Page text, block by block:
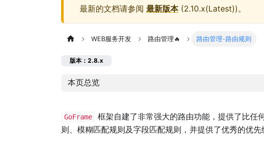
最新的文档请参阅 最新版本(2.10.x(Latest))。
WEB服务开发 路由管理🔥 路由管理-路由规则
版本：2.8.x
本页总览
GoFrame
框架自建了非常强大的路由功能，提供了比任
则、模糊匹配规则及字段匹配规则，并提供了优秀的优先